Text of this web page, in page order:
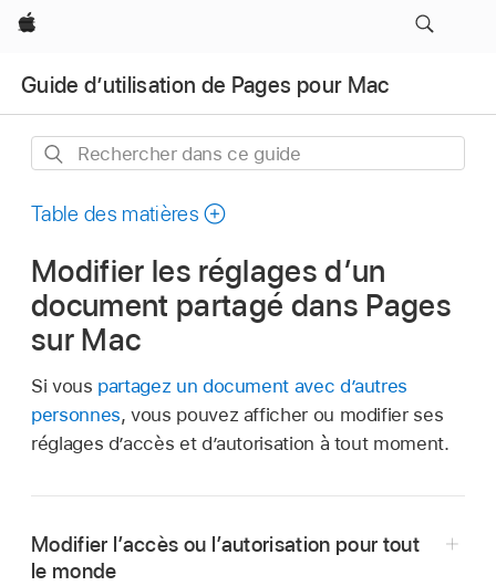
Apple
Guide d’utilisation de Pages pour Mac
Rechercher
ce
Table des matières
Modifier les réglages d’un
document partagé dans Pages
sur Mac
Si vous partagez un document avec d’autres
personnes, vous pouvez afficher ou modifier ses
réglages d’accès et d’autorisation à tout moment.
Modifier l’accès ou l’autorisation pour tout
le monde